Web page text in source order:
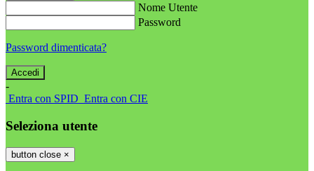
Nome Utente
Password
Password dimenticata?
-
Entra con SPID Entra con CIE
Seleziona utente
button close ×